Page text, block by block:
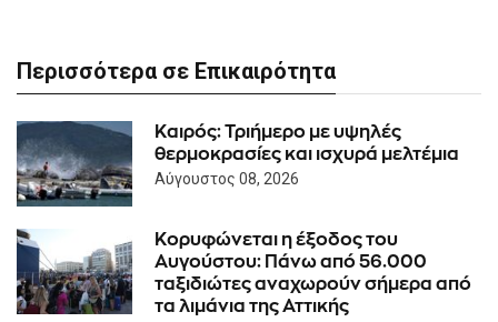
Περισσότερα σε Επικαιρότητα
Καιρός: Τριήμερο με υψηλές
θερμοκρασίες και ισχυρά μελτέμια
Αύγουστος 08, 2026
Κορυφώνεται η έξοδος του
Αυγούστου: Πάνω από 56.000
ταξιδιώτες αναχωρούν σήμερα από
τα λιμάνια της Αττικής